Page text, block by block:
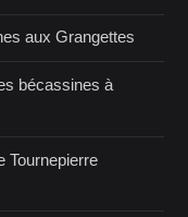
aux Grangettes
bécassines à
Tournepierre